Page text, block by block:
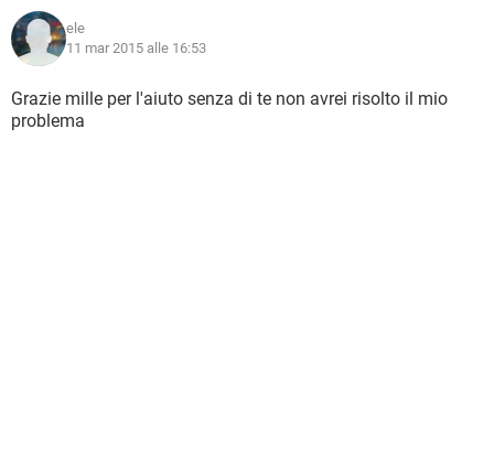
ele
11 mar 2015 alle 16:53
Grazie mille per l'aiuto senza di te non avrei risolto il mio
problema